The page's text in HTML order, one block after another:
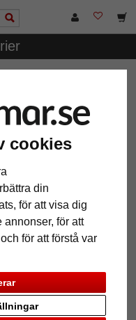
cookies
din
för att visa dig
för att
för att förstå var